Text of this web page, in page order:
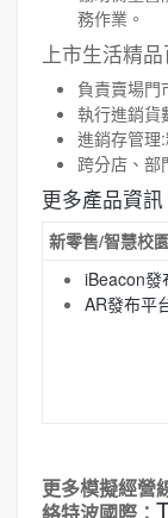
務作業。
上市生活精
負責賣場門
執行進銷貨
進銷存管理
跨分店、部
更多產品資訊
新零售/智慧校
iBeacon發
AR發布平
更多模擬經營
絡特波國際：